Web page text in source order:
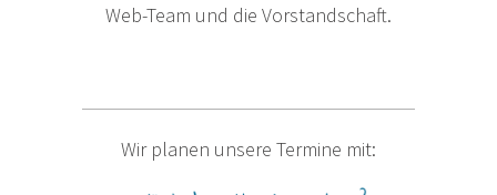
Web-Team und die Vorstandschaft.
Wir planen unsere Termine mit: